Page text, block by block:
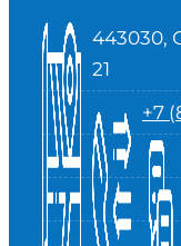
443030,
21
+7